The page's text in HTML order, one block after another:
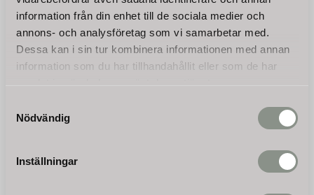
information från din enhet till de sociala medier och
annons- och analysföretag som vi samarbetar med.
Dessa kan i sin tur kombinera informationen med annan
information som du har tillhandahållit eller som de har
samlat in när du har använt deras tjänster.
Nödvändig
Inställningar
hemleverans, inga dolda
avgifter. Reservdelar finns på
25 350 KR
KÖP
har denna dubbelverkande
vedklyv vidareutvecklats med
praktiska förbättringar.
25 350KR
KÖP